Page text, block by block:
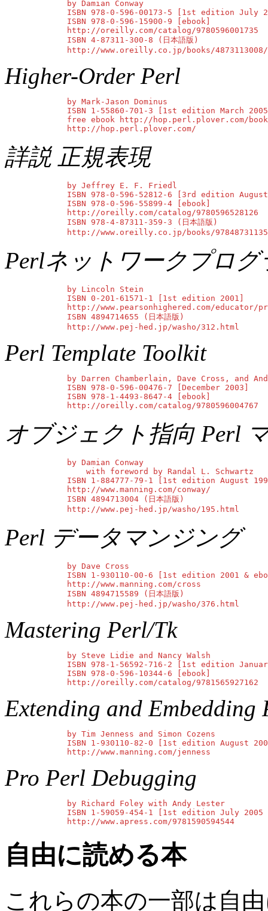
        by Damian Conway
ISBN 978-0-596-00173-5 [1st edition July
        ISBN 978-0-596-15900-9 [ebook]
        http://oreilly.com/catalog/9780596001735
        ISBN 4-87311-300-8 (日本語版)
        http://www.oreilly.co.jp/books/4873113008/
Higher-Order Perl
        by Mark-Jason Dominus
ISBN 1-55860-701-3 [1st edition March
free ebook http://hop.perl.plover.com/
        http://hop.perl.plover.com/
詳説 正規表現
        by Jeffrey E. F. Friedl
ISBN 978-0-596-52812-6 [3rd edition
        ISBN 978-0-596-55899-4 [ebook]
        http://oreilly.com/catalog/9780596528126
        ISBN 978-4-87311-359-3 (日本語版)
http://www.oreilly.co.jp/books/
Perlネットワークプログ
        by Lincoln Stein
        ISBN 0-201-61571-1 [1st edition 2001]
http://www.pearsonhighered.com/educator/
        ISBN 4894714655 (日本語版)
        http://www.pej-hed.jp/washo/312.html
Perl Template Toolkit
by Darren Chamberlain, Dave Cross, and
        ISBN 978-0-596-00476-7 [December 2003]
        ISBN 978-1-4493-8647-4 [ebook]
        http://oreilly.com/catalog/9780596004767
オブジェクト指向 Perl
        by Damian Conway
            with foreword by Randal L. Schwartz
ISBN 1-884777-79-1 [1st edition August
        http://www.manning.com/conway/
        ISBN 4894713004 (日本語版)
        http://www.pej-hed.jp/washo/195.html
Perl データマンジング
        by Dave Cross
ISBN 1-930110-00-6 [1st edition 2001 &
        http://www.manning.com/cross
        ISBN 4894715589 (日本語版)
        http://www.pej-hed.jp/washo/376.html
Mastering Perl/Tk
        by Steve Lidie and Nancy Walsh
ISBN 978-1-56592-716-2 [1st edition
        ISBN 978-0-596-10344-6 [ebook]
        http://oreilly.com/catalog/9781565927162
Extending and Embedding
        by Tim Jenness and Simon Cozens
ISBN 1-930110-82-0 [1st edition August
        http://www.manning.com/jenness
Pro Perl Debugging
        by Richard Foley with Andy Lester
ISBN 1-59059-454-1 [1st edition July 2005
        http://www.apress.com/9781590594544
自由に読める本
これらの本の一部は自